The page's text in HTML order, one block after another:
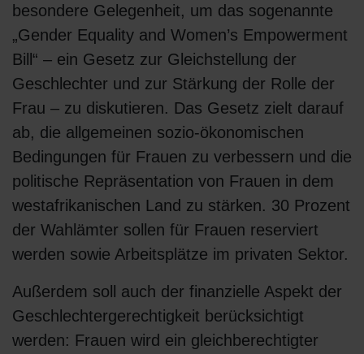
besondere Gelegenheit, um das sogenannte
„Gender Equality and Women’s Empowerment
Bill“ – ein Gesetz zur Gleichstellung der
Geschlechter und zur Stärkung der Rolle der
Frau – zu diskutieren. Das Gesetz zielt darauf
ab, die allgemeinen sozio-ökonomischen
Bedingungen für Frauen zu verbessern und die
politische Repräsentation von Frauen in dem
westafrikanischen Land zu stärken. 30 Prozent
der Wahlämter sollen für Frauen reserviert
werden sowie Arbeitsplätze im privaten Sektor.
Außerdem soll auch der finanzielle Aspekt der
Geschlechtergerechtigkeit berücksichtigt
werden: Frauen wird ein gleichberechtigter